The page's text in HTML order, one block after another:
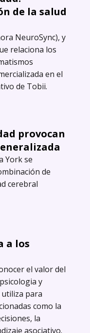
de la salud
NeuroSync), y
relaciona los
en el
de Tobii.
provocan
York se
de
cerebral
a los
el valor del
y
para
como la
la
asociativo.